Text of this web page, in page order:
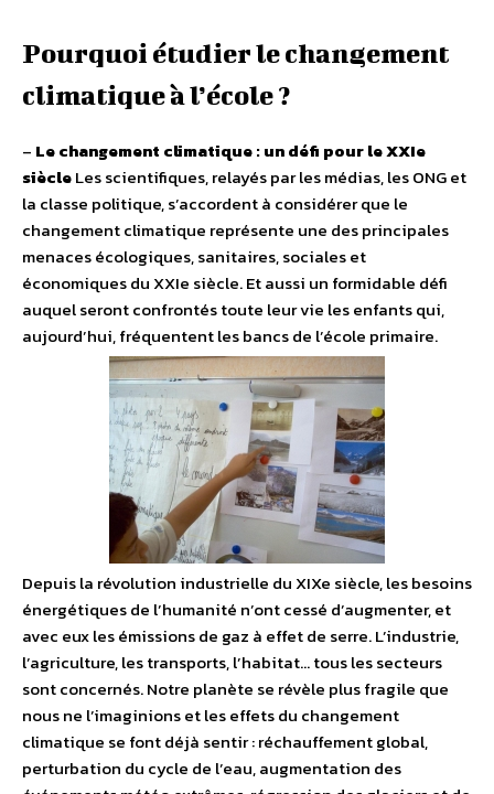
Pourquoi étudier le changement
climatique à l’école ?
– Le changement climatique : un défi pour le XXIe
siècleLes scientifiques, relayés par les médias, les ONG et
la classe politique, s’accordent à considérer que le
changement climatique représente une des principales
menaces écologiques, sanitaires, sociales et
économiques du XXIe siècle. Et aussi un formidable défi
auquel seront confrontés toute leur vie les enfants qui,
aujourd’hui, fréquentent les bancs de l’école primaire.
Depuis la révolution industrielle du XIXe siècle, les besoins
énergétiques de l’humanité n’ont cessé d’augmenter, et
avec eux les émissions de gaz à effet de serre. L’industrie,
l’agriculture, les transports, l’habitat… tous les secteurs
sont concernés. Notre planète se révèle plus fragile que
nous ne l’imaginions et les effets du changement
climatique se font déjà sentir : réchauffement global,
perturbation du cycle de l’eau, augmentation des